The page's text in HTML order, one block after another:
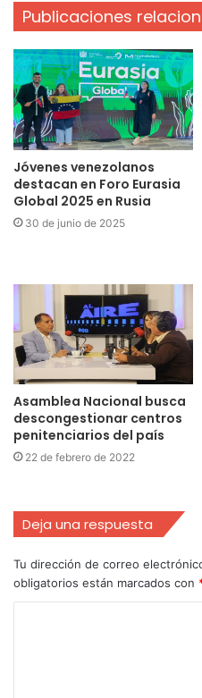
Publicaciones
Jóvenes venezolanos
destacan en Foro Eurasia
Global 2025 en Rusia
30 de junio de 2025
Asamblea Nacional busca
descongestionar centros
penitenciarios del país
22 de febrero de 2022
Deja una respuesta
Tu dirección de correo
obligatorios están marcados con